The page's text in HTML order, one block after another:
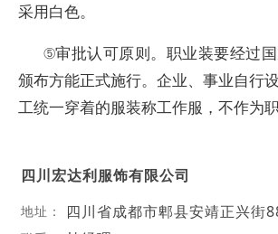
采用白色。
⑤审批认可原则。职业装要经过
颁布方能正式施行。企业、事业自行
工统一穿着的服装称工作服，不作为职
四川宏达利服饰有限公司
地址： 四川省成都市郫县安靖正兴街